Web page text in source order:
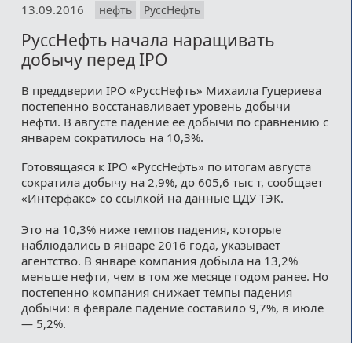
Подписка
Медиакит
Контакты
13.09.2016 нефть РуссНефть
РуссНефть начала наращивать
добычу перед IPO
В преддверии IPO «РуссНефть» Михаила Гуцериева
постепенно восстанавливает уровень добычи
нефти. В августе падение ее добычи по сравнению с
январем сократилось на 10,3%.
Готовящаяся к IPO «РуссНефть» по итогам августа
сократила добычу на 2,9%, до 605,6 тыс т, сообщает
«Интерфакс» со ссылкой на данные ЦДУ ТЭК.
Это на 10,3% ниже темпов падения, которые
наблюдались в январе 2016 года, указывает
агентство. В январе компания добыла на 13,2%
меньше нефти, чем в том же месяце годом ранее. Но
постепенно компания снижает темпы падения
добычи: в феврале падение составило 9,7%, в июле
— 5,2%.